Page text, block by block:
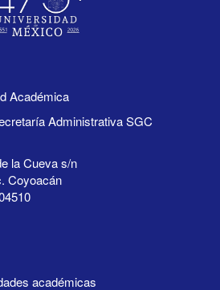
Académica
Administrativa SGC
la Cueva s/n
Coyoacán
académicas